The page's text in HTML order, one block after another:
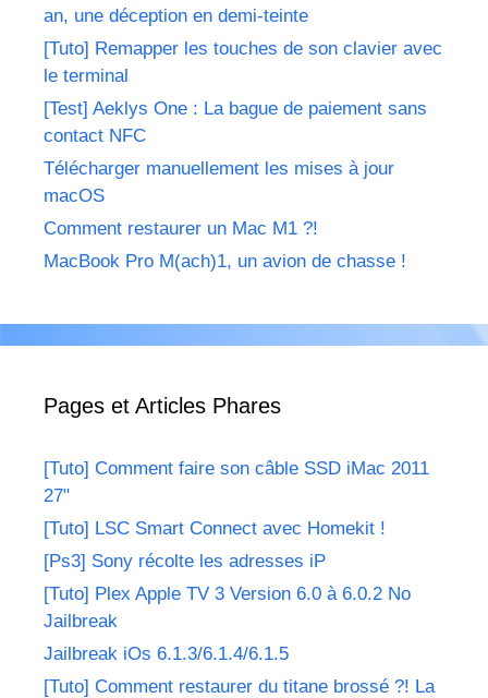
an, une déception en demi-teinte
[Tuto] Remapper les touches de son clavier avec
le terminal
[Test] Aeklys One : La bague de paiement sans
contact NFC
Télécharger manuellement les mises à jour
macOS
Comment restaurer un Mac M1 ?!
MacBook Pro M(ach)1, un avion de chasse !
Pages et Articles Phares
[Tuto] Comment faire son câble SSD iMac 2011
27"
[Tuto] LSC Smart Connect avec Homekit !
[Ps3] Sony récolte les adresses iP
[Tuto] Plex Apple TV 3 Version 6.0 à 6.0.2 No
Jailbreak
Jailbreak iOs 6.1.3/6.1.4/6.1.5
[Tuto] Comment restaurer du titane brossé ?! La